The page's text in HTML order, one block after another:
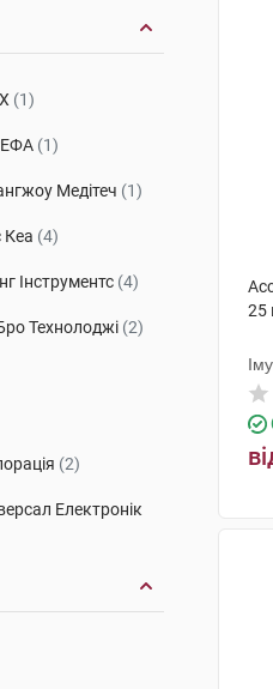
(1)
(1)
Медітеч (1)
Кеа (4)
Інструментс (4)
Технолоджі (2)
(2)
Електронік
Кеа Холдінгс
25